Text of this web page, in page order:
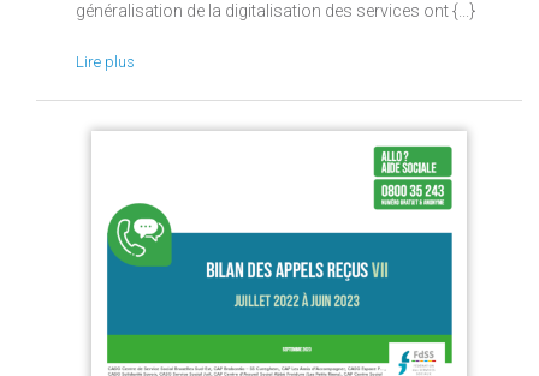
généralisation de la digitalisation des services ont {...}
Lire plus